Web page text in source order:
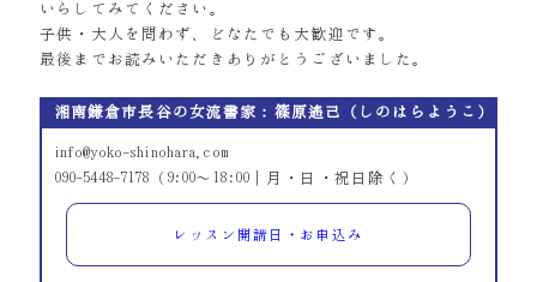
いらしてみてください。
子供・大人を問わず、どなたでも大歓迎です。
最後までお読みいただきありがとうございました。
湘南鎌倉市長谷の女流書家：篠原遙己（しのはらようこ）
info@yoko-shinohara.com
090-5448-7178（9:00～18:00｜月・日・祝日除く）
レッスン開講日・お申込み